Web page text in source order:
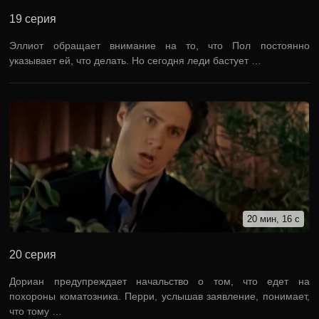
19 серия
Эллиот обращает внимание на то, что Пол постоянно
указывает ей, что делать. Но сегодня леди бастует …
20 мин, 16 с
20 серия
Дориан предупреждает начальство о том, что едет на
похороны коматозника. Перри, услышав заявление, понимает,
что тому …